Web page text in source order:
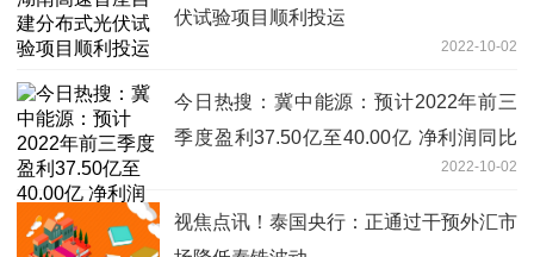
伏试验项目顺利投运
2022-10-02
今日热搜：冀中能源：预计2022年前三
季度盈利37.50亿至40.00亿 净利润同比
2022-10-02
视焦点讯！泰国央行：正通过干预外汇市